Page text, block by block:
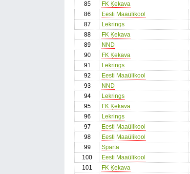
85
FK Ķekava
86
Eesti Maaülikool
87
Lekrings
88
FK Ķekava
89
NND
90
FK Ķekava
91
Lekrings
92
Eesti Maaülikool
93
NND
94
Lekrings
95
FK Ķekava
96
Lekrings
97
Eesti Maaülikool
98
Eesti Maaülikool
99
Sparta
100
Eesti Maaülikool
101
FK Ķekava